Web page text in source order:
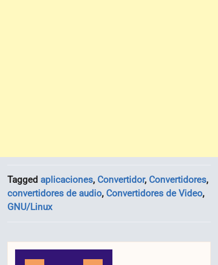
Tagged aplicaciones, Convertidor, Convertidores,
convertidores de audio, Convertidores de Video,
GNU/Linux